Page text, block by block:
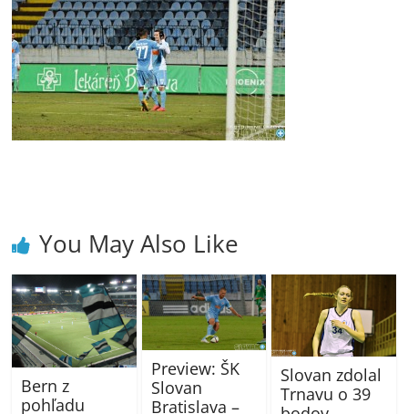
You May Also Like
Bern z
pohľadu
Preview: ŠK
Slovan
Bratislava –
Slovan zdolal
Trnavu o 39